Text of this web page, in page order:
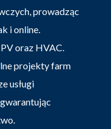
prowadząc
i online.
oraz HVAC.
projekty farm
usługi